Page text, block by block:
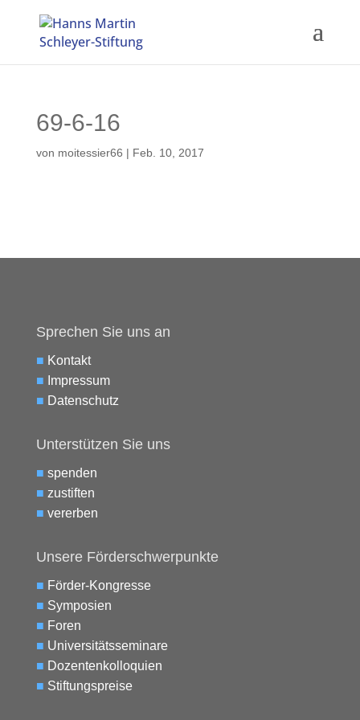
69-6-16
von moitessier66 | Feb. 10, 2017
Sprechen Sie uns an
■ Kontakt
■ Impressum
■ Datenschutz
Unterstützen Sie uns
■ spenden
■ zustiften
■ vererben
Unsere Förderschwerpunkte
■ Förder-Kongresse
■ Symposien
■ Foren
■ Universitätsseminare
■ Dozentenkolloquien
■ Stiftungspreise